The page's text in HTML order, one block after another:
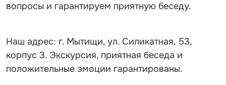
вопросы и гарантируем приятную беседу.
Наш адрес: г. Мытищи, ул. Силикатная, 53,
корпус 3. Экскурсия, приятная беседа и
положительные эмоции гарантированы.